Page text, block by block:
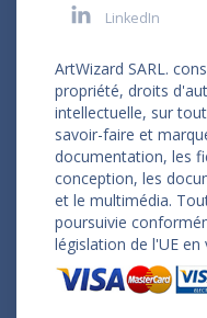
LinkedIn
ArtWizard SARL.
propriété, droits
intellectuelle, sur
savoir-faire et
documentation, les
conception, les
et le multimédia.
poursuivie
législation de l'UE en